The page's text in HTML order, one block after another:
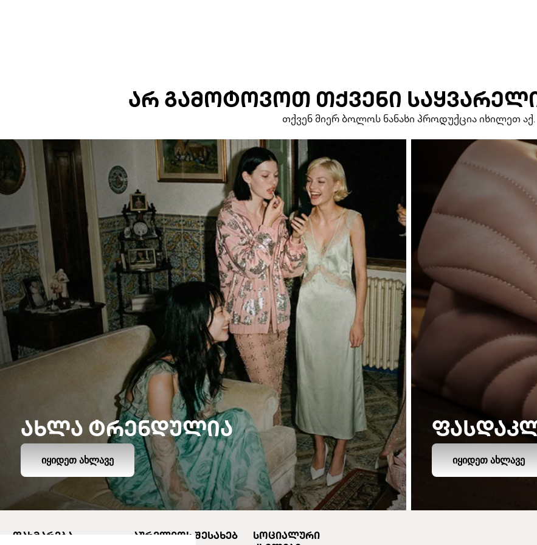
ᲐᲠ ᲒᲐᲛᲝᲢᲝᲕᲝᲗ ᲗᲥᲕᲔᲜᲘ
თქვენ მიერ ბოლოს ნანახი პროდუქცია იხილეთ აქ.
ᲐᲮᲚᲐ ᲢᲠᲔᲜᲓᲣᲚᲘᲐ
ᲘᲧᲘᲓᲔᲗ ᲐᲮᲚᲐᲕᲔ ᲘᲧᲘᲓᲔᲗ ᲐᲮᲚᲐᲕᲔ
ᲓᲐᲮᲛᲐᲠᲔᲑᲐ ᲐᲣᲠᲔᲚᲘᲝᲡ ᲨᲔᲡᲐᲮᲔᲑ
ᲡᲝᲪᲘᲐᲚᲣᲠᲘ